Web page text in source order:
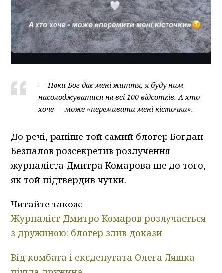
— Поки Бог дає мені життя, я буду ним
насолоджуватися на всі 100 відсотків. А хто
хоче — може «перемивати мені кісточки».
До речі, раніше той самий блогер Богдан
Безпалов розсекретив розлучення
журналіста Дмитра Комарова ще до того,
як той підтвердив чутки.
Читайте також:
Журналіст Дмитро Комаров розлучається
з дружиною: блогер злив докази
Від комбата і ексдепутата Олега Ляшка